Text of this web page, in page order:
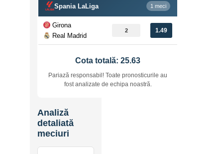
Spania LaLiga 1 meci
Girona
Real Madrid
2 1.49
Cota totală: 25.63
Pariază responsabil! Toate pronosticurile au
fost analizate de echipa noastră.
Analiză
detaliată
meciuri